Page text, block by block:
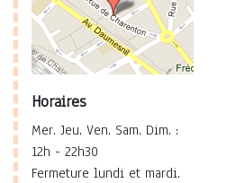
Horaires
Mer. Jeu. Ven. Sam. Dim. :
12h - 22h30
Fermeture lundi et mardi.